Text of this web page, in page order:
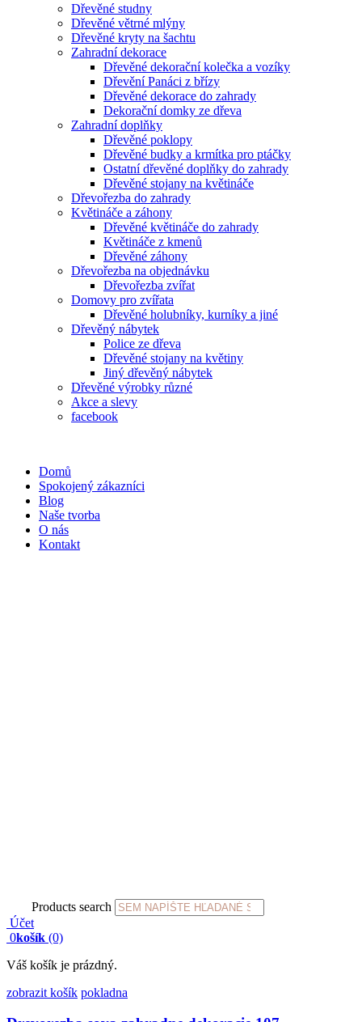
Dřevěné studny
Dřevěné větrné mlýny
Dřevěné kryty na šachtu
Zahradní dekorace
Dřevěné dekorační kolečka a vozíky
Dřevění Panáci z břízy
Dřevěné dekorace do zahrady
Dekorační domky ze dřeva
Zahradní doplňky
Dřevěné poklopy
Dřevěné budky a krmítka pro ptáčky
Ostatní dřevěné doplňky do zahrady
Dřevěné stojany na květináče
Dřevořezba do zahrady
Květináče a záhony
Dřevěné květináče do zahrady
Květináče z kmenů
Dřevěné záhony
Dřevořezba na objednávku
Dřevořezba zvířat
Domovy pro zvířata
Dřevěné holubníky, kurníky a jiné
Dřevěný nábytek
Police ze dřeva
Dřevěné stojany na květiny
Jiný dřevěný nábytek
Dřevěné výrobky různé
Akce a slevy
facebook
Domů
Spokojený zákazníci
Blog
Naše tvorba
O nás
Kontakt
Products search
Účet
0košík (0)
Váš košík je prázdný.
zobrazit košík pokladna